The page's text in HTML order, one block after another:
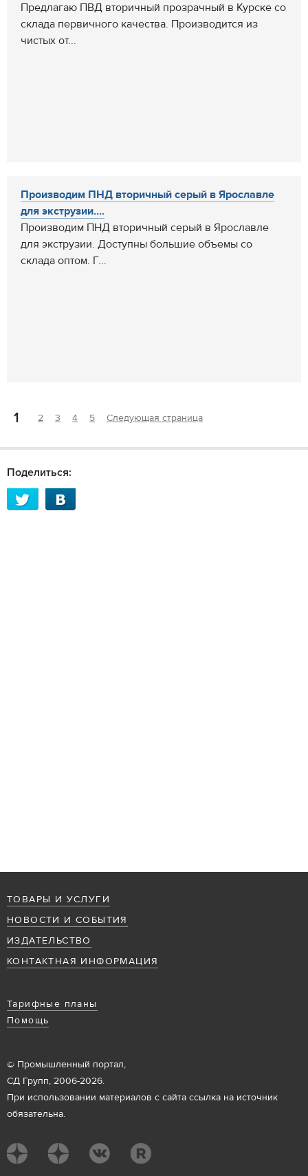
Предлагаю ПВД вторичный прозрачный в Курске со
склада первичного качества. Производится из
чистых от...
Производим ПНД вторичный серый в Ярославле
для экструзии....
Производим ПНД вторичный серый в Ярославле
для экструзии. Доступны большие объемы со
склада оптом. Г...
1 2 3 4 5 Следующая страница
Поделиться:
ТОВАРЫ И УСЛУГИ
НОВОСТИ И СОБЫТИЯ
ИЗДАТЕЛЬСТВО
КОНТАКТНАЯ ИНФОРМАЦИЯ
Тарифные планы
Помощь
© Промышленный портал,
СД Групп, 2006-2026.
При использовании материалов с сайта ссылка на источник
обязательна.